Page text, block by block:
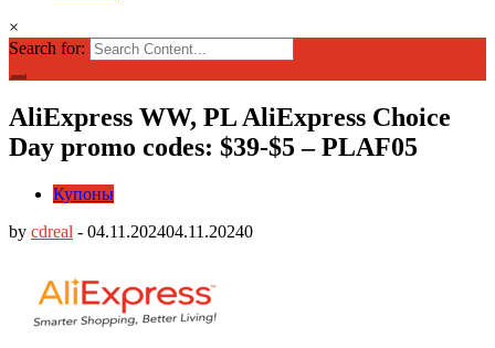
×
Search for:
AliExpress WW, PL AliExpress Choice
Day promo codes: $39-$5 – PLAF05
Купоны
by cdreal - 04.11.202404.11.20240